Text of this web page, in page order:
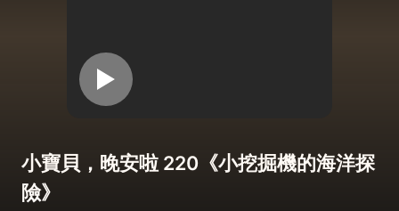
小寶貝，晚安啦 220《小挖掘機的海洋探
險》